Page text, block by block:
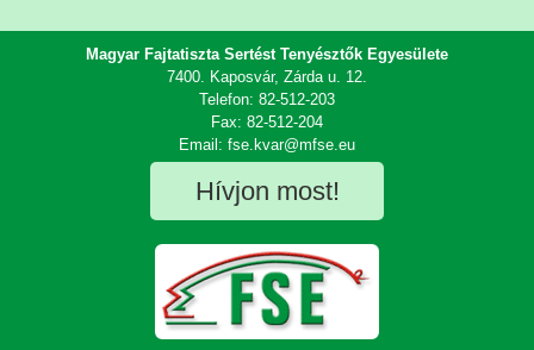
Magyar Fajtatiszta Sertést Tenyésztők Egyesülete
7400. Kaposvár, Zárda u. 12.
Telefon: 82-512-203
Fax: 82-512-204
Email: fse.kvar@mfse.eu
Hívjon most!